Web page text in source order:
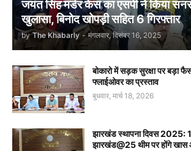
जयंत सिंह मर्डर केस का एसपी ने किया
खुलासा, बिनोद खोपड़ी सहित 6 गिरफ्तार
by The Khabarly - मंगलवार, दिसंबर 16, 2025
बोकारो में सड़क सुरक्षा पर बड़ा
फ्लाईओवर का प्रस्ताव
बुधवार, मार्च 18, 2026
झारखंड स्थापना दिवस 2025:
झारखंड@25 थीम पर होंगे